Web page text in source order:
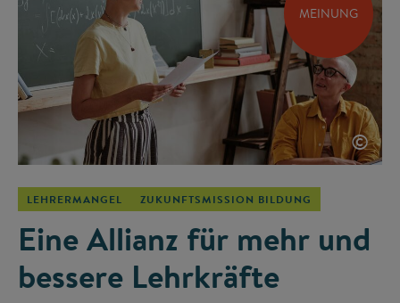
MEINUNG
©
LEHRERMANGEL ZUKUNFTSMISSION BILDUNG
Eine Allianz für mehr und
bessere Lehrkräfte